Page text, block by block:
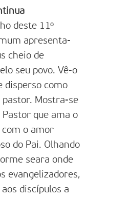
deste 11º
apresenta-
cheio de
seu povo. Vê-o
disperso como
pastor. Mostra-se
Pastor que ama o
com o amor
do Pai. Olhando
seara onde
evangelizadores,
discípulos a